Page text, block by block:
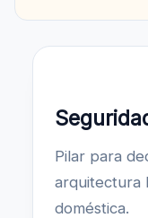
Pilar para
arquitectura
doméstica.